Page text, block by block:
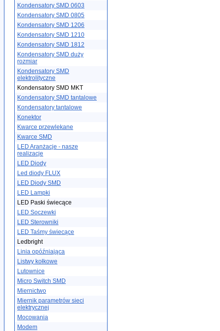
Kondensatory SMD 0603
Kondensatory SMD 0805
Kondensatory SMD 1206
Kondensatory SMD 1210
Kondensatory SMD 1812
Kondensatory SMD duży
rozmiar
Kondensatory SMD
elektrolityczne
Kondensatory SMD MKT
Kondensatory SMD tantalowe
Kondensatory tantalowe
Konektor
Kwarce przewlekane
Kwarce SMD
LED Aranżacje - nasze
realizacje
LED Diody
Led diody FLUX
LED Diody SMD
LED Lampki
LED Paski świecące
LED Soczewki
LED Sterowniki
LED Taśmy świecące
Ledbright
Linia opóźniająca
Listwy kołkowe
Lutownice
Micro Switch SMD
Miernictwo
Miernik parametrów sieci
elektrycznej
Mocowania
Modem